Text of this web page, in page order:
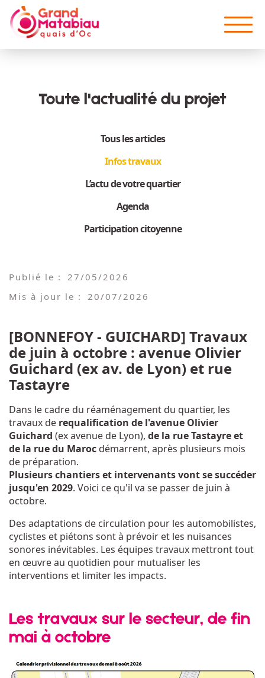
Aller au contenu principal
Toute l'actualité du projet
Tous les articles
Infos travaux
L’actu de votre quartier
Agenda
Participation citoyenne
Publié le :
27/05/2026
Mis à jour le :
20/07/2026
[BONNEFOY - GUICHARD] Travaux
de juin à octobre : avenue Olivier
Guichard (ex av. de Lyon) et rue
Tastayre
Dans le cadre du réaménagement du quartier, les
travaux de requalification de l'avenue Olivier
Guichard (ex avenue de Lyon), de la rue Tastayre et
de la rue du Maroc démarrent, après plusieurs mois
de préparation.
Plusieurs chantiers et intervenants vont se succéder
jusqu'en 2029. Voici ce qu'il va se passer de juin à
octobre.
Des adaptations de circulation pour les automobilistes,
cyclistes et piétons sont à prévoir et les nuisances
sonores inévitables. Les équipes travaux mettront tout
en œuvre au quotidien pour mutualiser les
interventions et limiter les impacts.
Les travaux sur le secteur, de fin
mai à octobre